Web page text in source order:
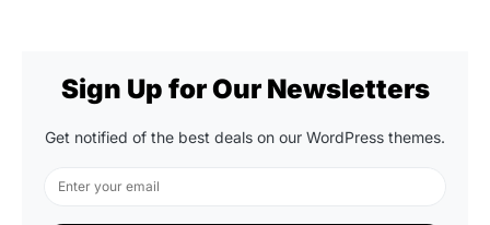
Sign Up for Our Newsletters
Get notified of the best deals on our WordPress themes.